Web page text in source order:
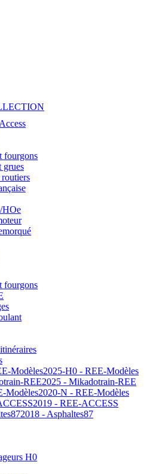
fourgons
grues
HOe
fourgons
2025-H0 - REE-Modèles
2025 - Mikadotrain-REE
2020-N - REE-Modèles
2019 - REE-ACCESS
2018 - Asphaltes87
H0